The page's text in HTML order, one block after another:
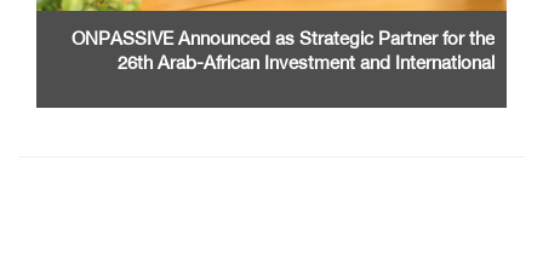
ONPASSIVE Announced as Strategic Partner for the
26th Arab-African Investment and International